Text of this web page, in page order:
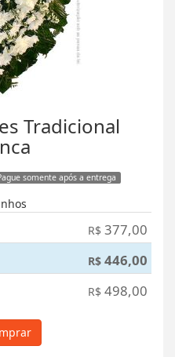
Tradicional
somente após a entrega
R$ 377,00
R$ 446,00
R$ 498,00